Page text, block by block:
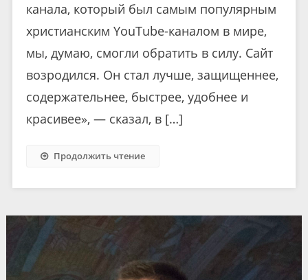
канала, который был самым популярным
христианским YouTube-каналом в мире,
мы, думаю, смогли обратить в силу. Сайт
возродился. Он стал лучше, защищеннее,
содержательнее, быстрее, удобнее и
красивее», — сказал, в […]
Продолжить чтение